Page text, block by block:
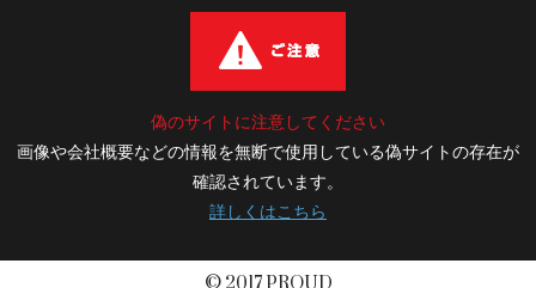
偽のサイトに注意してください
画像や会社概要などの情報を無断で使用している偽サイトの存在が
確認されています。
詳しくはこちら